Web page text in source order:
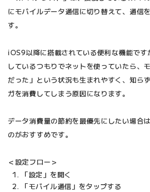
にモバイルデータ通信に切り替えて、通信
す。
iOS9以降に搭載されている便利な機能で
しているつもりでネットを使っていたら、
だった」という状況も生まれやすく、知ら
ガを消費してしまう原因になります。
データ消費量の節約を最優先にしたい場合
のがおすすめです。
＜設定フロー＞
「設定」を開く
「モバイル通信」をタップする